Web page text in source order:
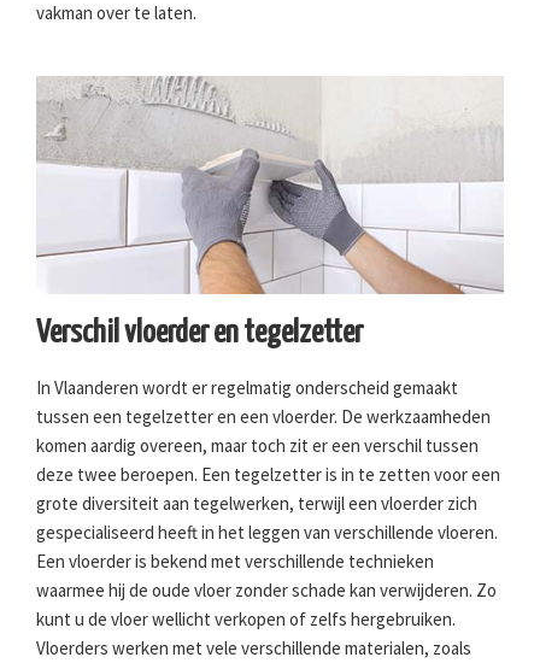
vakman over te laten.
Verschil vloerder en tegelzetter
In Vlaanderen wordt er regelmatig onderscheid gemaakt
tussen een tegelzetter en een vloerder. De werkzaamheden
komen aardig overeen, maar toch zit er een verschil tussen
deze twee beroepen. Een tegelzetter is in te zetten voor een
grote diversiteit aan tegelwerken, terwijl een vloerder zich
gespecialiseerd heeft in het leggen van verschillende vloeren.
Een vloerder is bekend met verschillende technieken
waarmee hij de oude vloer zonder schade kan verwijderen. Zo
kunt u de vloer wellicht verkopen of zelfs hergebruiken.
Vloerders werken met vele verschillende materialen, zoals